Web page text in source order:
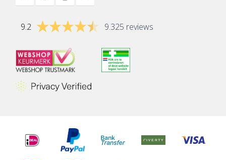
9.2 9.325 reviews